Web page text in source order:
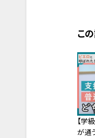
こ
【学
が通